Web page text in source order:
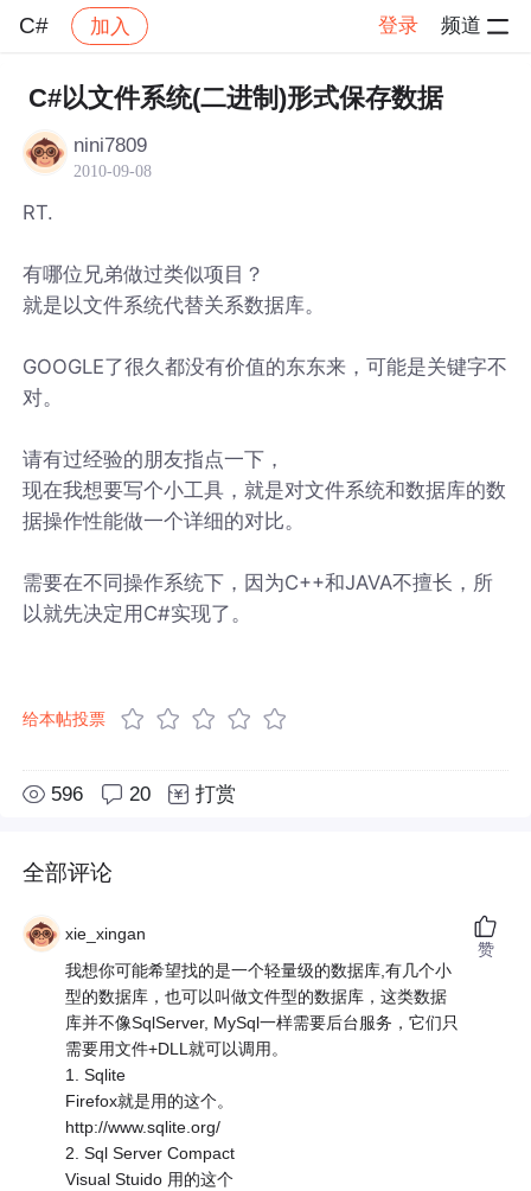
C# 加入 登录 频道
社区 C# 帖子详情
C#以文件系统(二进制)形式保存数据
nini7809
2010-09-08
RT.
有哪位兄弟做过类似项目？
就是以文件系统代替关系数据库。
GOOGLE了很久都没有价值的东东来，可能是关键字不
对。
请有过经验的朋友指点一下，
现在我想要写个小工具，就是对文件系统和数据库的数
据操作性能做一个详细的对比。
需要在不同操作系统下，因为C++和JAVA不擅长，所
以就先决定用C#实现了。
给本帖投票
596 20 打赏
全部评论
xie_xingan
我想你可能希望找的是一个轻量级的数据库,有几个小
型的数据库，也可以叫做文件型的数据库，这类数据
库并不像SqlServer, MySql一样需要后台服务，它们只
需要用文件+DLL就可以调用。
1. Sqlite
Firefox就是用的这个。
http://www.sqlite.org/
2. Sql Server Compact
Visual Stuido 用的这个
赞